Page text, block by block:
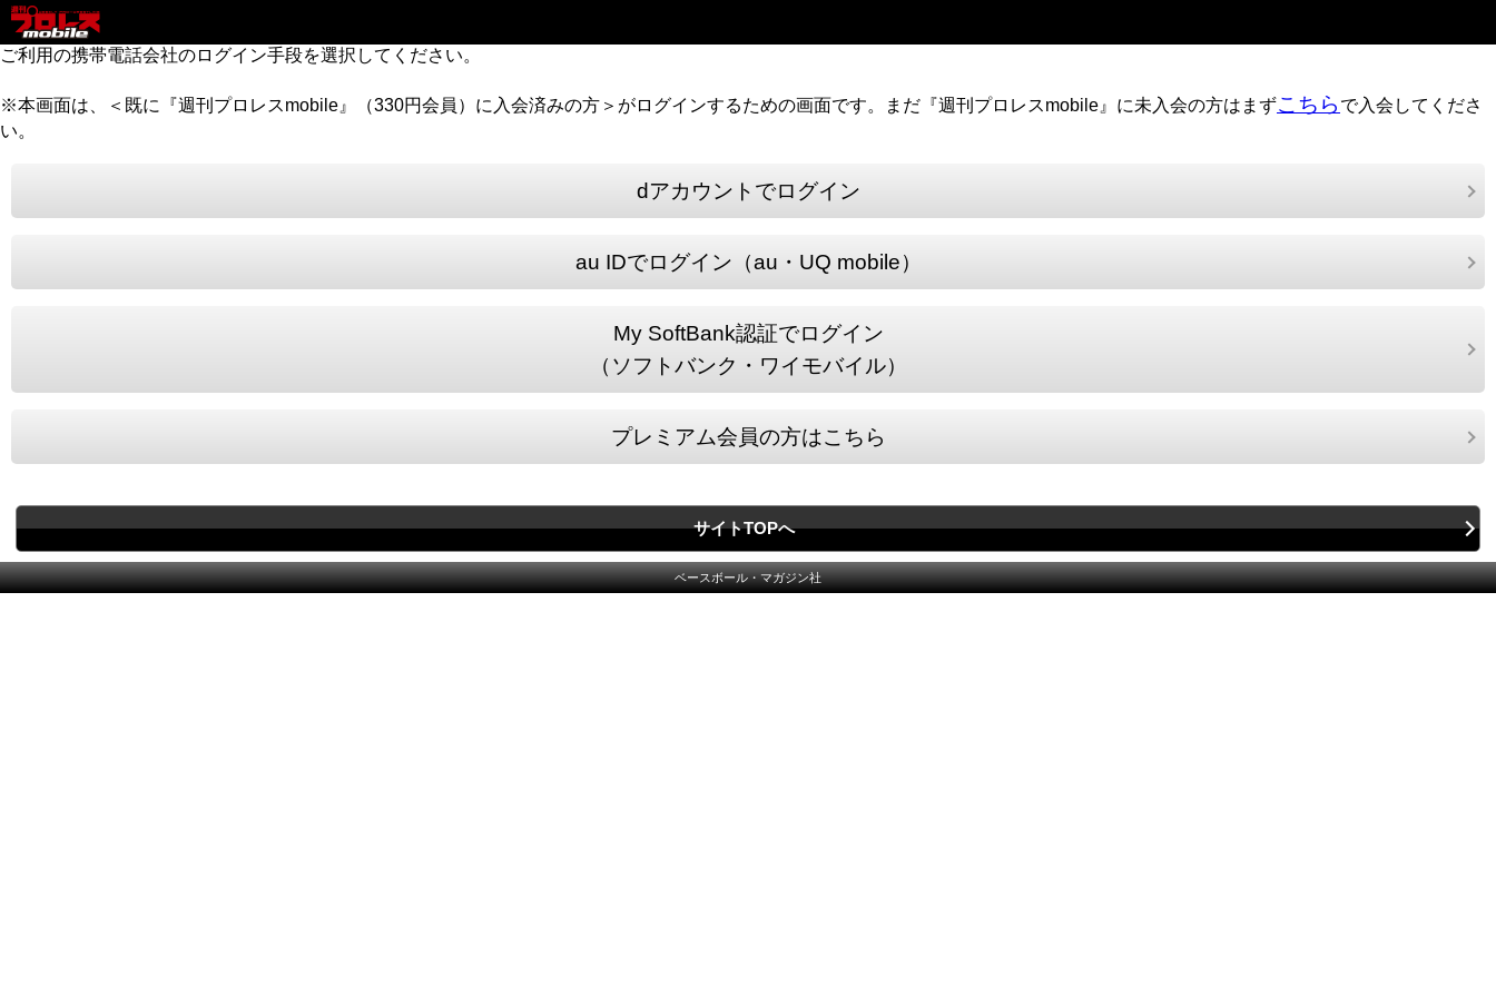
ご利用の携帯電話会社のログイン手段を選択してください。
※本画面は、＜既に『週刊プロレスmobile』（330円会員）に入会済みの方＞がログインするための画面です。まだ『週刊プロレスmobile』に未入会の方はまずこちら で入会してくださ
い。
dアカウントでログイン
au IDでログイン（au・UQ mobile）
My SoftBank認証でログイン
（ソフトバンク・ワイモバイル）
プレミアム会員の方はこちら
サイトTOPへ
ベースボール・マガジン社